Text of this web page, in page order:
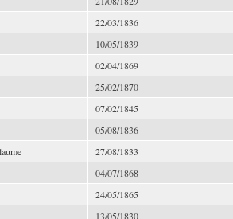
22/03/1836
10/05/1839
02/04/1869
25/02/1870
07/02/1845
05/08/1836
27/08/1833
04/07/1868
24/05/1865
13/05/1830